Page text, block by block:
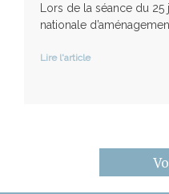
Lors de la séance du
nationale d’aménagement
Lire l'article